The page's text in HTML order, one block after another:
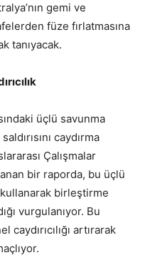
gemi ve
füze fırlatmasına
tanıyacak.
üçlü savunma
caydırma
Çalışmalar
bir raporda, bu üçlü
kullanarak birleştirme
vurgulanıyor. Bu
artırarak